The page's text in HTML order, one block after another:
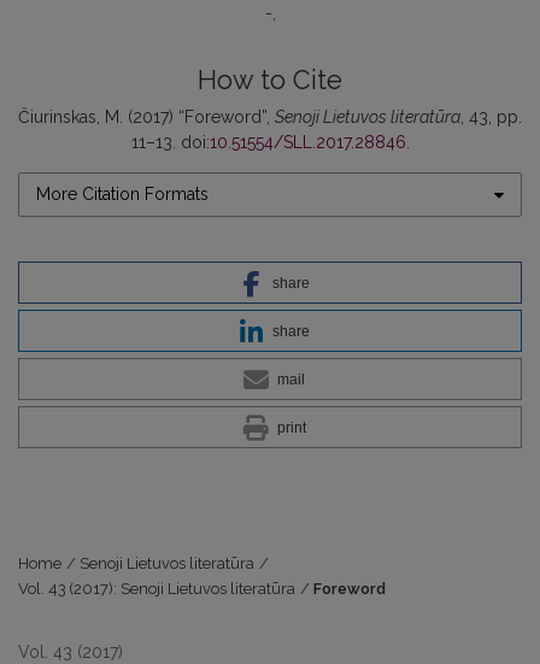
-
How to Cite
Čiurinskas, M. (2017) “Foreword”, Senoji Lietuvos literatūra, 43, pp.
11–13. doi:10.51554/SLL.2017.28846.
More Citation Formats
share
share
mail
print
Home / Senoji Lietuvos literatūra /
Vol. 43 (2017): Senoji Lietuvos literatūra / Foreword
Vol. 43 (2017)